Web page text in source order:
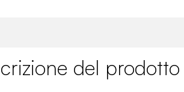
del prodotto